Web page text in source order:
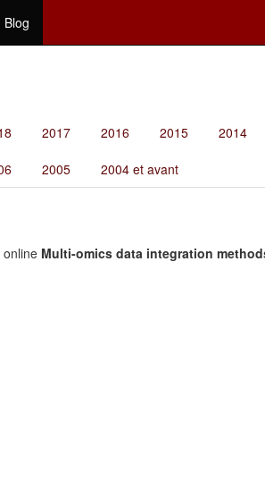
Blog
2017 2016 2015 2014
2005 2004 et avant
online Multi-omics data integration